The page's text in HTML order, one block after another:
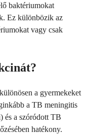
baktériumokat
Ez különbözik az
vagy csak
a gyermekeket
a TB meningitis
és a szóródott TB
hatékony.